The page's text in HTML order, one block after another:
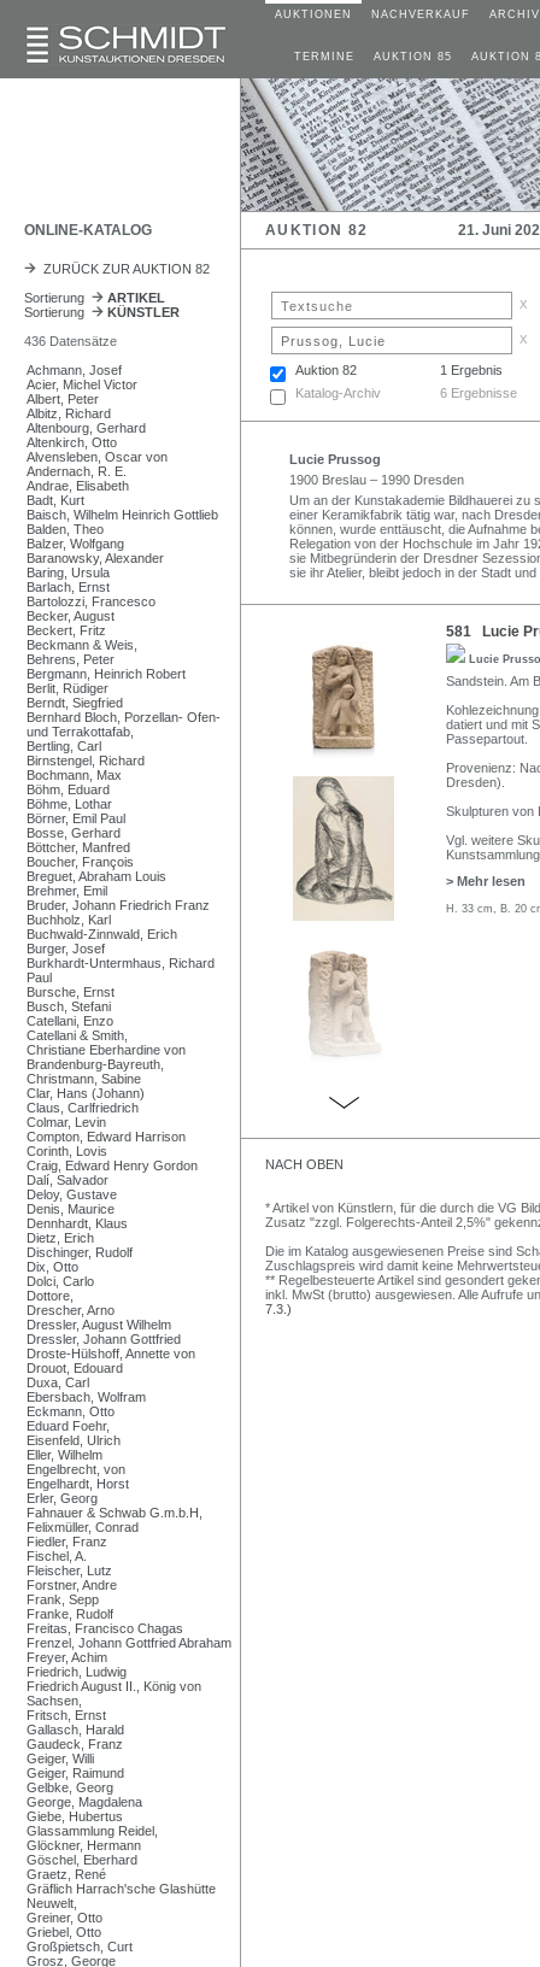
AUKTIONEN NACHVERKAUF ARCHIV
TERMINE AUKTION 85 AUKTION
ONLINE-KATALOG AUKTION 82 21. Juni
ZURÜCK ZUR AUKTION 82
Sortierung
ARTIKEL
Sortierung
KÜNSTLER
436 Datensätze
Achmann, Josef
Acier, Michel Victor
Albert, Peter
Albitz, Richard
Altenbourg, Gerhard
Altenkirch, Otto
Alvensleben, Oscar von
Andernach, R. E.
Andrae, Elisabeth
Badt, Kurt
Baisch, Wilhelm Heinrich Gottlieb
Balden, Theo
Balzer, Wolfgang
Baranowsky, Alexander
Baring, Ursula
Barlach, Ernst
Bartolozzi, Francesco
Becker, August
Beckert, Fritz
Beckmann & Weis,
Behrens, Peter
Bergmann, Heinrich Robert
Berlit, Rüdiger
Berndt, Siegfried
Bernhard Bloch, Porzellan- Ofen-
und Terrakottafab,
Bertling, Carl
Birnstengel, Richard
Bochmann, Max
Böhm, Eduard
Böhme, Lothar
Börner, Emil Paul
Bosse, Gerhard
Böttcher, Manfred
Boucher, François
Breguet, Abraham Louis
Brehmer, Emil
Bruder, Johann Friedrich Franz
Buchholz, Karl
Buchwald-Zinnwald, Erich
Burger, Josef
Burkhardt-Untermhaus, Richard
Paul
Bursche, Ernst
Busch, Stefani
Catellani, Enzo
Catellani & Smith,
Christiane Eberhardine von
Brandenburg-Bayreuth,
Christmann, Sabine
Clar, Hans (Johann)
Claus, Carlfriedrich
Colmar, Levin
Compton, Edward Harrison
Corinth, Lovis
Craig, Edward Henry Gordon
Dalí, Salvador
Deloy, Gustave
Denis, Maurice
Dennhardt, Klaus
Dietz, Erich
Dischinger, Rudolf
Dix, Otto
Dolci, Carlo
Dottore,
Drescher, Arno
Dressler, August Wilhelm
Dressler, Johann Gottfried
Droste-Hülshoff, Annette von
Drouot, Edouard
Duxa, Carl
Ebersbach, Wolfram
Eckmann, Otto
Eduard Foehr,
Eisenfeld, Ulrich
Eller, Wilhelm
Engelbrecht, von
Engelhardt, Horst
Erler, Georg
Fahnauer & Schwab G.m.b.H,
Felixmüller, Conrad
Fiedler, Franz
Fischel, A.
Fleischer, Lutz
Forstner, Andre
Frank, Sepp
Franke, Rudolf
Freitas, Francisco Chagas
Frenzel, Johann Gottfried Abraham
Freyer, Achim
Friedrich, Ludwig
Friedrich August II., König von
Sachsen,
Fritsch, Ernst
Gallasch, Harald
Gaudeck, Franz
Geiger, Willi
Geiger, Raimund
Gelbke, Georg
George, Magdalena
Giebe, Hubertus
Glassammlung Reidel,
Glöckner, Hermann
Göschel, Eberhard
Graetz, René
Gräflich Harrach'sche Glashütte
Neuwelt,
Greiner, Otto
Griebel, Otto
Großpietsch, Curt
Grosz, George
x
x
Auktion 82
1 Ergebnis
Katalog-Archiv
6 Ergebnisse
Lucie Prussog
1900 Breslau – 1990 Dresden
Um an der Kunstakademie Bildhauerei zu
einer Keramikfabrik tätig war, nach
können, wurde enttäuscht, die Aufnahme
Relegation von der Hochschule im Jahr
sie Mitbegründerin der Dresdner
sie ihr Atelier, bleibt jedoch in der Stadt
581 Lucie
Lucie
Sandstein. Am
datiert und mit
Passepartout.
Provenienz:
Dresden).
Skulpturen von
Vgl. weitere
> Mehr lesen
H. 33 cm, B. 20
NACH OBEN
* Artikel von Künstlern, für die durch die VG
Zusatz "zzgl. Folgerechts-Anteil 2,5%"
Die im Katalog ausgewiesenen Preise sind
Zuschlagspreis wird damit keine
** Regelbesteuerte Artikel sind gesondert
inkl. MwSt (brutto) ausgewiesen. Alle Aufrufe
7.3.)